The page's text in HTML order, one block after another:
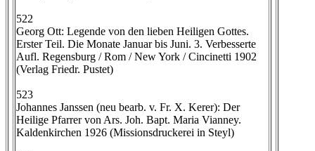
522
Georg Ott: Legende von den lieben Heiligen Gottes.
Erster Teil. Die Monate Januar bis Juni. 3. Verbesserte
Aufl. Regensburg / Rom / New York / Cincinetti 1902
(Verlag Friedr. Pustet)
523
Johannes Janssen (neu bearb. v. Fr. X. Kerer): Der
Heilige Pfarrer von Ars. Joh. Bapt. Maria Vianney.
Kaldenkirchen 1926 (Missionsdruckerei in Steyl)